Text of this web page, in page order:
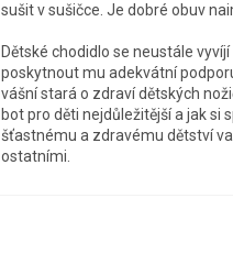
sušit v sušičce. Je dobré obuv
Dětské chodidlo se neustále
poskytnout mu adekvátní
vášní stará o zdraví dětských
bot pro děti nejdůležitější a jak si
šťastnému a zdravému dětství
ostatními.